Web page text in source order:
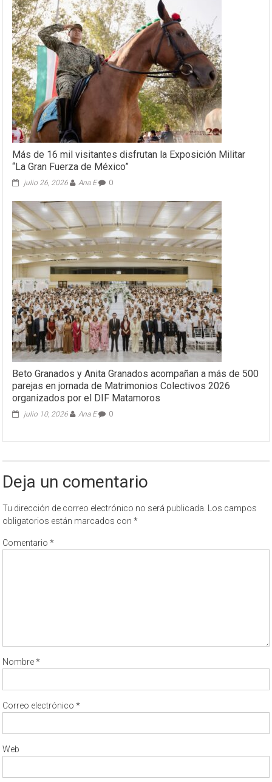
Más de 16 mil visitantes disfrutan la Exposición Militar
“La Gran Fuerza de México”
julio 26, 2026 Ana E 0
Beto Granados y Anita Granados acompañan a más de 500
parejas en jornada de Matrimonios Colectivos 2026
organizados por el DIF Matamoros
julio 10, 2026 Ana E 0
Deja un comentario
Tu dirección de correo electrónico no será publicada.
Los campos
obligatorios están marcados con*
Comentario*
Nombre*
Correo electrónico*
Web